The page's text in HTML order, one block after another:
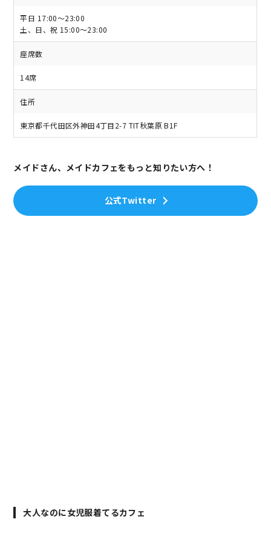
平日 17:00～23:00
土、日、祝 15:00～23:00
座席数
14席
住所
東京都千代田区外神田4丁目2-7 TIT秋葉原 B1F
メイドさん、メイドカフェをもっと知りたい方へ！
公式Twitter
大人なのに女児服着てるカフェ